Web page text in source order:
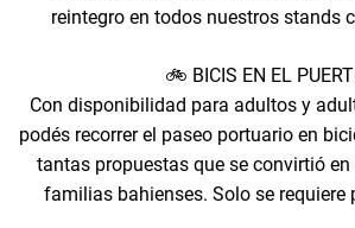
reintegro en todos nuestros stands
🚲 BICIS EN EL
Con disponibilidad para adultos y
podés recorrer el paseo portuario en
tantas propuestas que se convirtió
familias bahienses. Solo se requiere